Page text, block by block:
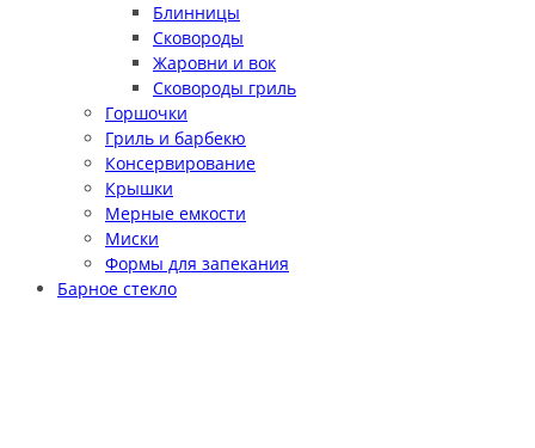
Блинницы
Сковороды
Жаровни и вок
Сковороды гриль
Горшочки
Гриль и барбекю
Консервирование
Крышки
Мерные емкости
Миски
Формы для запекания
Барное стекло